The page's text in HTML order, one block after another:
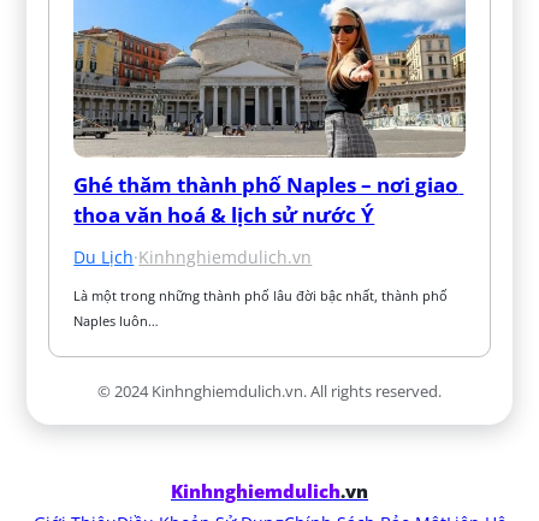
Ghé thăm thành phố Naples – nơi giao
thoa văn hoá & lịch sử nước Ý
Du Lịch·Kinhnghiemdulich.vn
Là một trong những thành phố lâu đời bậc nhất, thành phố
Naples luôn…
© 2024 Kinhnghiemdulich.vn. All rights reserved.
Kinhnghiemdulich.vn